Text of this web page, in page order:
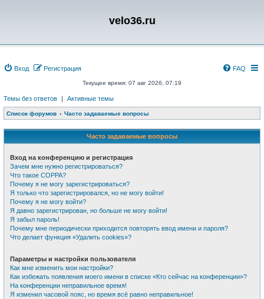
velo36.ru
Вход Регистрация FAQ
Текущее время: 07 авг 2026, 07:19
Темы без ответов | Активные темы
Список форумов Часто задаваемые вопросы
Часто задаваемые вопросы
Вход на конференцию и регистрация
Зачем мне нужно регистрироваться?
Что такое COPPA?
Почему я не могу зарегистрироваться?
Я только что зарегистрировался, но не могу войти!
Почему я не могу войти?
Я давно зарегистрирован, но больше не могу войти!
Я забыл пароль!
Почему мне периодически приходится повторять ввод имени и пароля?
Что делает функция «Удалить cookies»?
Параметры и настройки пользователя
Как мне изменить мои настройки?
Как избежать появления моего имени в списке «Кто сейчас на конференции»?
На конференции неправильное время!
Я изменил часовой пояс, но время всё равно неправильное!